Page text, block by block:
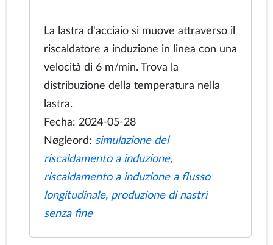
Riscaldamento della piastra mobile
nell'induttore